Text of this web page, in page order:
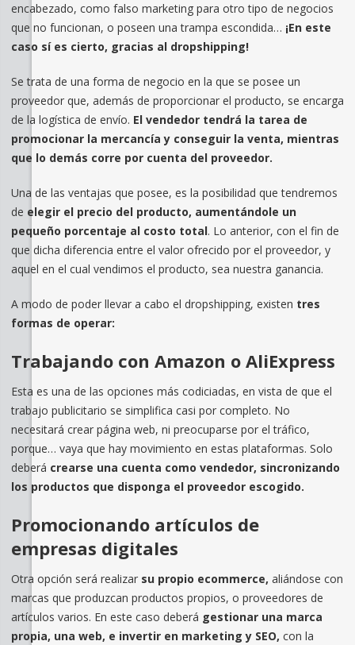
encabezado, como falso marketing para otro tipo de negocios
que no funcionan, o poseen una trampa escondida… ¡En este
caso sí es cierto, gracias al dropshipping!
Se trata de una forma de negocio en la que se posee un
proveedor que, además de proporcionar el producto, se encarga
de la logística de envío. El vendedor tendrá la tarea de
promocionar la mercancía y conseguir la venta, mientras
que lo demás corre por cuenta del proveedor.
Una de las ventajas que posee, es la posibilidad que tendremos
de elegir el precio del producto, aumentándole un
pequeño porcentaje al costo total. Lo anterior, con el fin de
que dicha diferencia entre el valor ofrecido por el proveedor, y
aquel en el cual vendimos el producto, sea nuestra ganancia.
A modo de poder llevar a cabo el dropshipping, existen tres
formas de operar:
Trabajando con Amazon o AliExpress
Esta es una de las opciones más codiciadas, en vista de que el
trabajo publicitario se simplifica casi por completo. No
necesitará crear página web, ni preocuparse por el tráfico,
porque… vaya que hay movimiento en estas plataformas. Solo
deberá crearse una cuenta como vendedor, sincronizando
los productos que disponga el proveedor escogido.
Promocionando artículos de
empresas digitales
Otra opción será realizar su propio ecommerce, aliándose con
marcas que produzcan productos propios, o proveedores de
artículos varios. En este caso deberá gestionar una marca
propia, una web, e invertir en marketing y SEO, con la